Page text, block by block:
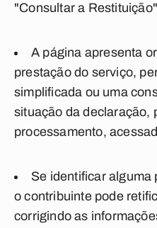
"Consultar a
A página apresenta
prestação do serviço,
simplificada ou uma
situação da declaração,
processamento,
Se identificar alguma
o contribuinte pode
corrigindo as